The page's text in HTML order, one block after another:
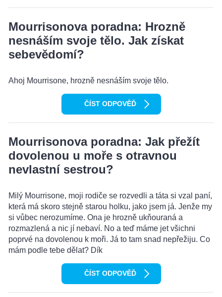
Mourrisonova poradna: Hrozně
nesnáším svoje tělo. Jak získat
sebevědomí?
Ahoj Mourrisone, hrozně nesnáším svoje tělo.
ČÍST ODPOVĚĎ
Mourrisonova poradna: Jak přežít
dovolenou u moře s otravnou
nevlastní sestrou?
Milý Mourrisone, moji rodiče se rozvedli a táta si vzal paní,
která má skoro stejně starou holku, jako jsem já. Jenže my
si vůbec nerozumíme. Ona je hrozně ukňouraná a
rozmazlená a nic jí nebaví. No a teď máme jet všichni
poprvé na dovolenou k moři. Já to tam snad nepřežiju. Co
mám podle tebe dělat? Dík
ČÍST ODPOVĚĎ